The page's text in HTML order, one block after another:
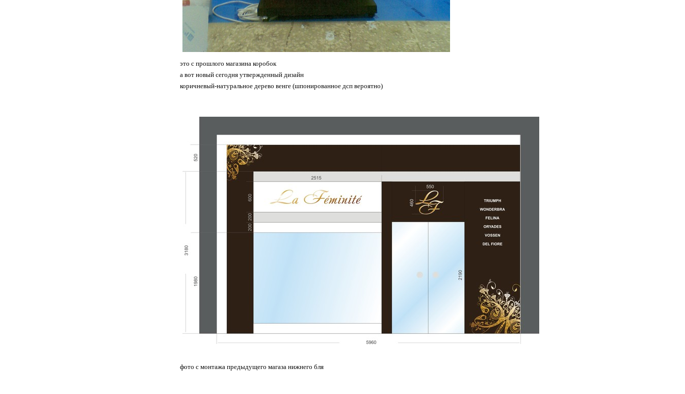
это с прошлого магазина коробок
а вот новый сегодня утвержденный дизайн
коричневый-натуральное дерево венге (шпонированное дсп вероятно)
фото с монтажа предыдущего магаза нижнего бля